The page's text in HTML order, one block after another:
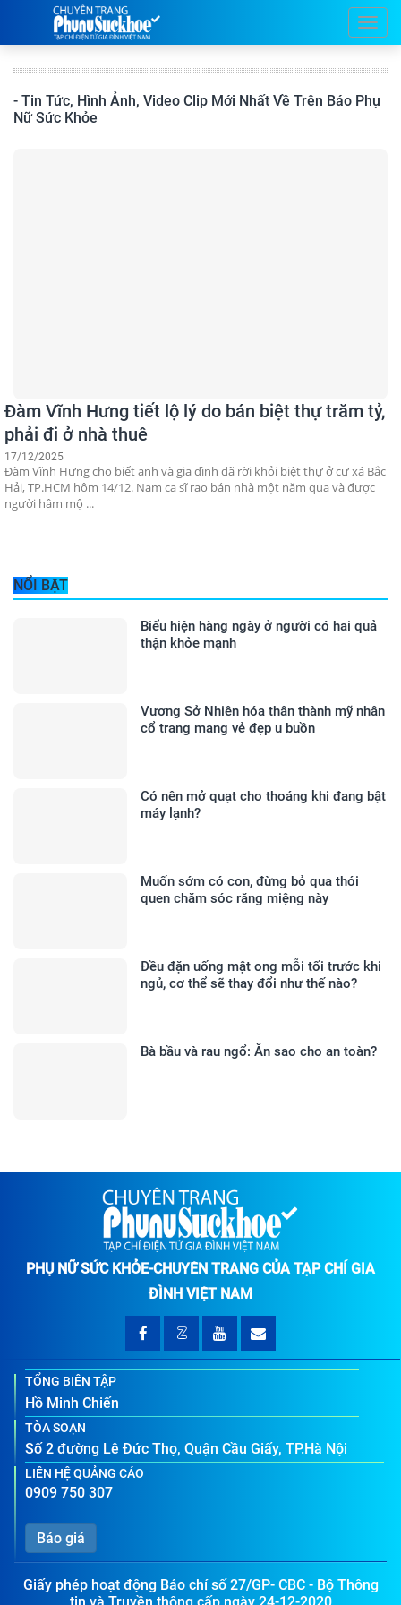
- Tin Tức, Hình Ảnh, Video Clip Mới Nhất Về Trên Báo Phụ
Nữ Sức Khỏe
Đàm Vĩnh Hưng tiết lộ lý do bán biệt thự trăm tỷ,
phải đi ở nhà thuê
17/12/2025
Đàm Vĩnh Hưng cho biết anh và gia đình đã rời khỏi biệt thự ở cư xá Bắc
Hải, TP.HCM hôm 14/12. Nam ca sĩ rao bán nhà một năm qua và được
người hâm mộ ...
NỔI BẬT
Biểu hiện hàng ngày ở người có hai quả
thận khỏe mạnh
Vương Sở Nhiên hóa thân thành mỹ nhân
cổ trang mang vẻ đẹp u buồn
Có nên mở quạt cho thoáng khi đang bật
máy lạnh?
Muốn sớm có con, đừng bỏ qua thói
quen chăm sóc răng miệng này
Đều đặn uống mật ong mỗi tối trước khi
ngủ, cơ thể sẽ thay đổi như thế nào?
Bà bầu và rau ngổ: Ăn sao cho an toàn?
PHỤ NỮ SỨC KHỎE-CHUYÊN TRANG CỦA TẠP CHÍ GIA
ĐÌNH VIỆT NAM
TỔNG BIÊN TẬP
Hồ Minh Chiến
TÒA SOẠN
Số 2 đường Lê Đức Thọ, Quận Cầu Giấy, TP.Hà Nội
LIÊN HỆ QUẢNG CÁO
0909 750 307
Báo giá
Giấy phép hoạt động Báo chí số 27/GP- CBC - Bộ Thông